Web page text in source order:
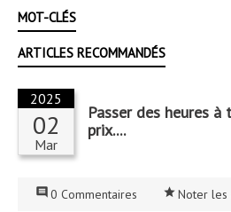
MOT-CLÉS
ARTICLES RECOMMANDÉS
2025
02
Mar
Passer des heures
prix....
 0 Commentaires Noter les